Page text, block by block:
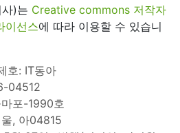
)는 Creative commons 저작자
이선스에 따라 이용할 수 있습니
호: IT동아
04512
포-1990호
, 아04815